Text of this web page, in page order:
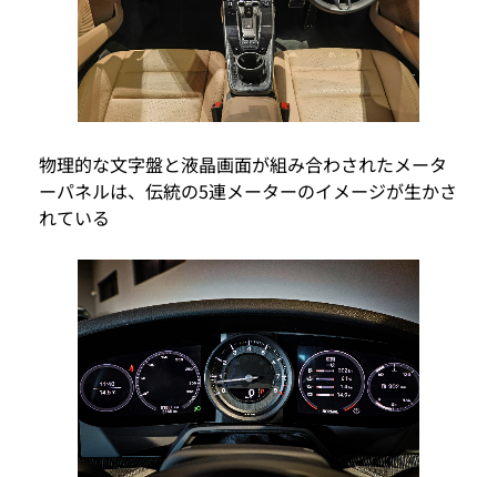
物理的な文字盤と液晶画面が組み合わされたメータ
ーパネルは、伝統の5連メーターのイメージが生かさ
れている